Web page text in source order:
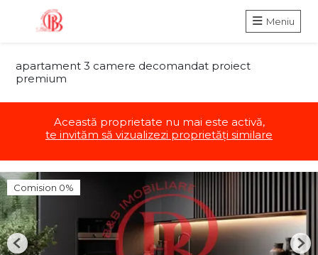
Meniu
apartament 3 camere decomandat proiect
premium
Această proprietate nu mai este activă,
te invităm să vizualizezi proprietăți similare
Comision 0%
Previous